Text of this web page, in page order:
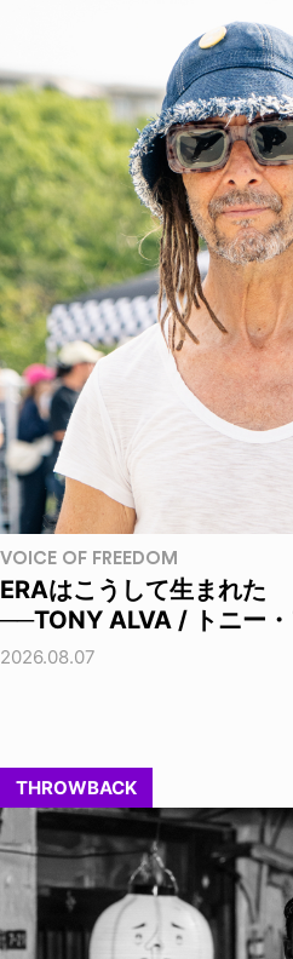
VOICE OF FREEDOM
ERAはこうして生まれた
──TONY ALVA / トニー
2026.08.07
THROWBACK